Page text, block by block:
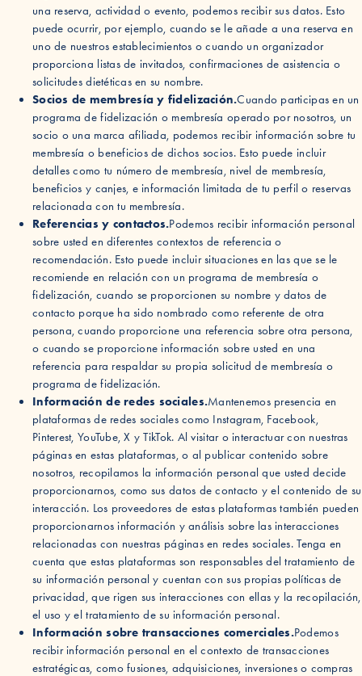
una reserva, actividad o evento, podemos recibir sus datos. Esto
puede ocurrir, por ejemplo, cuando se le añade a una reserva en
uno de nuestros establecimientos o cuando un organizador
proporciona listas de invitados, confirmaciones de asistencia o
solicitudes dietéticas en su nombre.
Socios de membresía y fidelización.Cuando participas en un
programa de fidelización o membresía operado por nosotros, un
socio o una marca afiliada, podemos recibir información sobre tu
membresía o beneficios de dichos socios. Esto puede incluir
detalles como tu número de membresía, nivel de membresía,
beneficios y canjes, e información limitada de tu perfil o reservas
relacionada con tu membresía.
Referencias y contactos.Podemos recibir información personal
sobre usted en diferentes contextos de referencia o
recomendación. Esto puede incluir situaciones en las que se le
recomiende en relación con un programa de membresía o
fidelización, cuando se proporcionen su nombre y datos de
contacto porque ha sido nombrado como referente de otra
persona, cuando proporcione una referencia sobre otra persona,
o cuando se proporcione información sobre usted en una
referencia para respaldar su propia solicitud de membresía o
programa de fidelización.
Información de redes sociales.Mantenemos presencia en
plataformas de redes sociales como Instagram, Facebook,
Pinterest, YouTube, X y TikTok. Al visitar o interactuar con nuestras
páginas en estas plataformas, o al publicar contenido sobre
nosotros, recopilamos la información personal que usted decide
proporcionarnos, como sus datos de contacto y el contenido de su
interacción. Los proveedores de estas plataformas también pueden
proporcionarnos información y análisis sobre las interacciones
relacionadas con nuestras páginas en redes sociales. Tenga en
cuenta que estas plataformas son responsables del tratamiento de
su información personal y cuentan con sus propias políticas de
privacidad, que rigen sus interacciones con ellas y la recopilación,
el uso y el tratamiento de su información personal.
Información sobre transacciones comerciales.Podemos
recibir información personal en el contexto de transacciones
estratégicas, como fusiones, adquisiciones, inversiones o compras